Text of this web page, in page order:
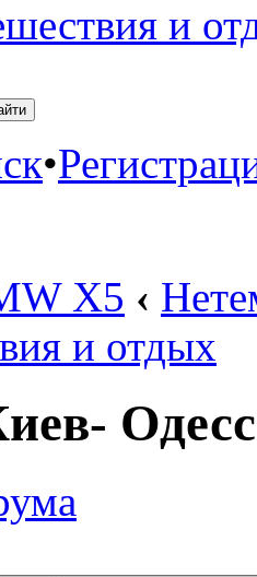
и
•
X5 ‹
и отдых